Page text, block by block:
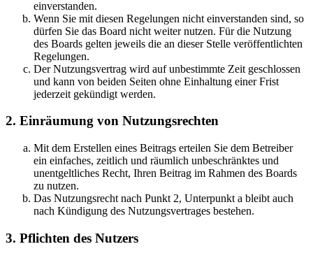
einverstanden.
Wenn Sie mit diesen Regelungen nicht einverstanden sind, so
dürfen Sie das Board nicht weiter nutzen. Für die Nutzung
des Boards gelten jeweils die an dieser Stelle veröffentlichten
Regelungen.
Der Nutzungsvertrag wird auf unbestimmte Zeit geschlossen
und kann von beiden Seiten ohne Einhaltung einer Frist
jederzeit gekündigt werden.
2. Einräumung von Nutzungsrechten
Mit dem Erstellen eines Beitrags erteilen Sie dem Betreiber
ein einfaches, zeitlich und räumlich unbeschränktes und
unentgeltliches Recht, Ihren Beitrag im Rahmen des Boards
zu nutzen.
Das Nutzungsrecht nach Punkt 2, Unterpunkt a bleibt auch
nach Kündigung des Nutzungsvertrages bestehen.
3. Pflichten des Nutzers